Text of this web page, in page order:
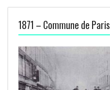
1871 – Commune de Paris